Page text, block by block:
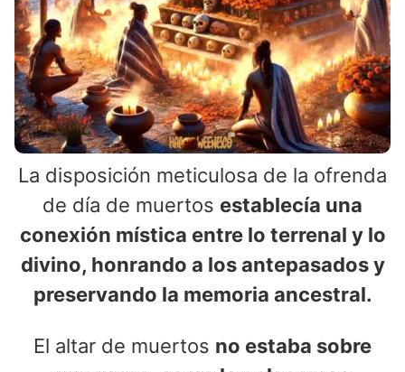
La disposición meticulosa de la ofrenda
de día de muertos establecía una
conexión mística entre lo terrenal y lo
divino, honrando a los antepasados y
preservando la memoria ancestral.
El altar de muertos no estaba sobre